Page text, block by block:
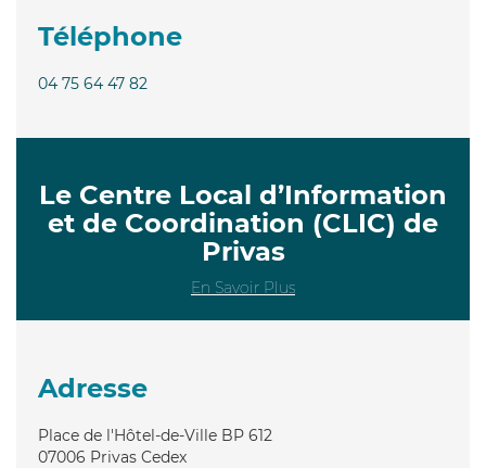
Téléphone
04 75 64 47 82
Le Centre Local d’Information
et de Coordination (CLIC) de
Privas
En Savoir Plus
Adresse
Place de l'Hôtel-de-Ville BP 612
07006 Privas Cedex